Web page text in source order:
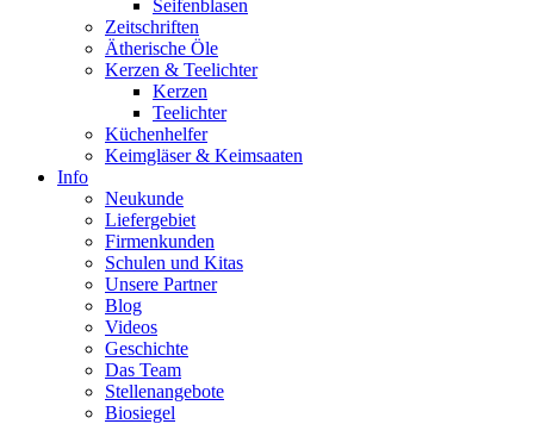
Seifenblasen
Zeitschriften
Ätherische Öle
Kerzen & Teelichter
Kerzen
Teelichter
Küchenhelfer
Keimgläser & Keimsaaten
Info
Neukunde
Liefergebiet
Firmenkunden
Schulen und Kitas
Unsere Partner
Blog
Videos
Geschichte
Das Team
Stellenangebote
Biosiegel